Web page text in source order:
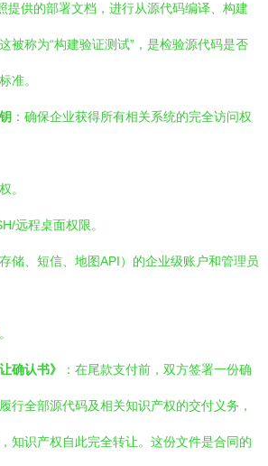
提供的部署文档，进行从源代码编译、构建
被称为“构建验证测试”，是检验源代码是否
准。
：确保企业获得所有相关系统的完全访问权
。
远程桌面权限。
储、短信、地图API）的企业级账户和管理员
确认书》 ：在尾款支付前，双方签署一份确
行全部源代码及相关知识产权的交付义务，
知识产权自此完全转让。这份文件是合同的